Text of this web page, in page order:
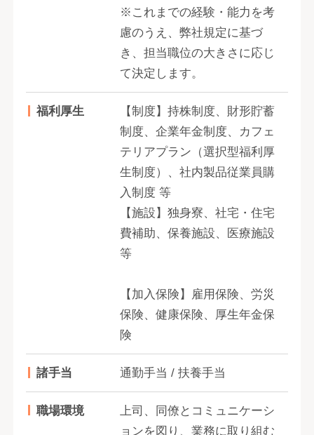
※これまでの経験・能力を考
慮のうえ、弊社規定に基づ
き、担当職位の大きさに応じ
て決定します。
福利厚生
【制度】持株制度、財形貯蓄
制度、企業年金制度、カフェ
テリアプラン（選択型福利厚
生制度）、社内製品従業員購
入制度 等
【施設】独身寮、社宅・住宅
費補助、保養施設、医療施設
等
【加入保険】雇用保険、労災
保険、健康保険、厚生年金保
険
諸手当 通勤手当 / 扶養手当
職場環境
上司、同僚とコミュニケーシ
ョンを図り、業務に取り組む